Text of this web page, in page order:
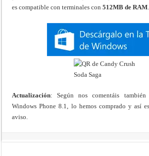
es compatible con terminales con512MB de RAM.
Actualización: Según nos comentáis
Windows Phone 8.1, lo hemos comprado y así
aviso.